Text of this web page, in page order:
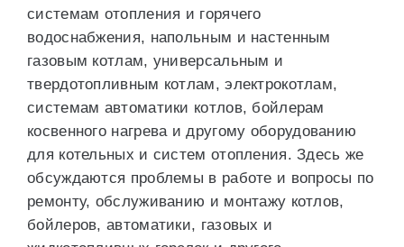
системам отопления и горячего
водоснабжения, напольным и настенным
газовым котлам, универсальным и
твердотопливным котлам, электрокотлам,
системам автоматики котлов, бойлерам
косвенного нагрева и другому оборудованию
для котельных и систем отопления. Здесь же
обсуждаются проблемы в работе и вопросы по
ремонту, обслуживанию и монтажу котлов,
бойлеров, автоматики, газовых и